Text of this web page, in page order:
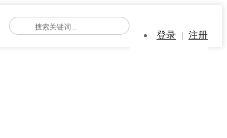
登录 | 注册